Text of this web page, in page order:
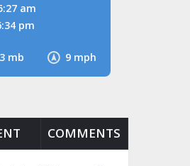
mb 9 mph
am
pm
COMMENTS